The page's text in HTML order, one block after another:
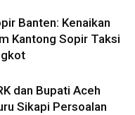
Banten: Kenaikan
Kantong Sopir Taksi
dan Bupati Aceh
Sikapi Persoalan